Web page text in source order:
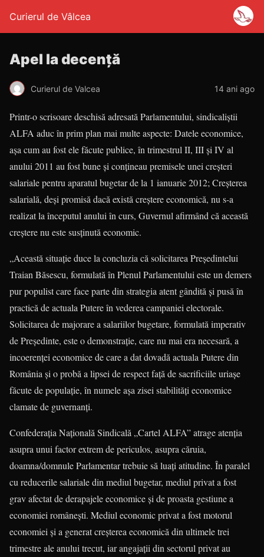
Curierul de Vâlcea
Apel la decenţă
Curierul de Valcea 14 ani ago
Printr-o scrisoare deschisă adresată Parlamentului, sindicaliştii
ALFA aduc în prim plan mai multe aspecte: Datele economice,
aşa cum au fost ele făcute publice, în trimestrul II, III şi IV al
anului 2011 au fost bune şi conţineau premisele unei creşteri
salariale pentru aparatul bugetar de la 1 ianuarie 2012; Creşterea
salarială, deşi promisă dacă există creştere economică, nu s-a
realizat la începutul anului în curs, Guvernul afirmând că această
creştere nu este susţinută economic.
„Această situaţie duce la concluzia că solicitarea Preşedintelui
Traian Băsescu, for­mulată în Plenul Parlamentului este un demers
pur populist care face parte din strategia atent gândită şi pusă în
practică de actuala Putere în vederea campaniei electorale.
Solicitarea de majorare a salariilor bugetare, formulată imperativ
de Preşedinte, este o demonstraţie, care nu mai era necesară, a
incoerenţei economice de care a dat dovadă actuala Putere din
România şi o probă a lipsei de respect faţă de sacrificiile uriaşe
făcute de populaţie, în numele aşa zisei stabilităţi economice
clamate de guvernanţi.
Confederaţia Naţională Sindicală „Cartel ALFA” atrage atenţia
asupra unui factor extrem de periculos, asupra căruia,
doamna/domnule Parlamentar trebuie să luaţi atitudine. În paralel
cu reducerile salariale din mediul bugetar, mediul privat a fost
grav afectat de derapajele economice şi de proasta gestiune a
economiei româneşti. Mediul economic privat a fost motorul
economiei şi a generat creşterea economică din ultimele trei
trimestre ale anului trecut, iar angajaţii din sectorul privat au